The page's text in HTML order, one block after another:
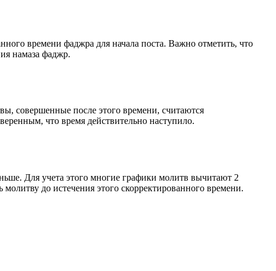
времени фаджра для начала поста. Важно отметить, что
намаза фаджр.
совершенные после этого времени, считаются
что время действительно наступило.
Для учета этого многие графики молитв вычитают 2
до истечения этого скорректированного времени.